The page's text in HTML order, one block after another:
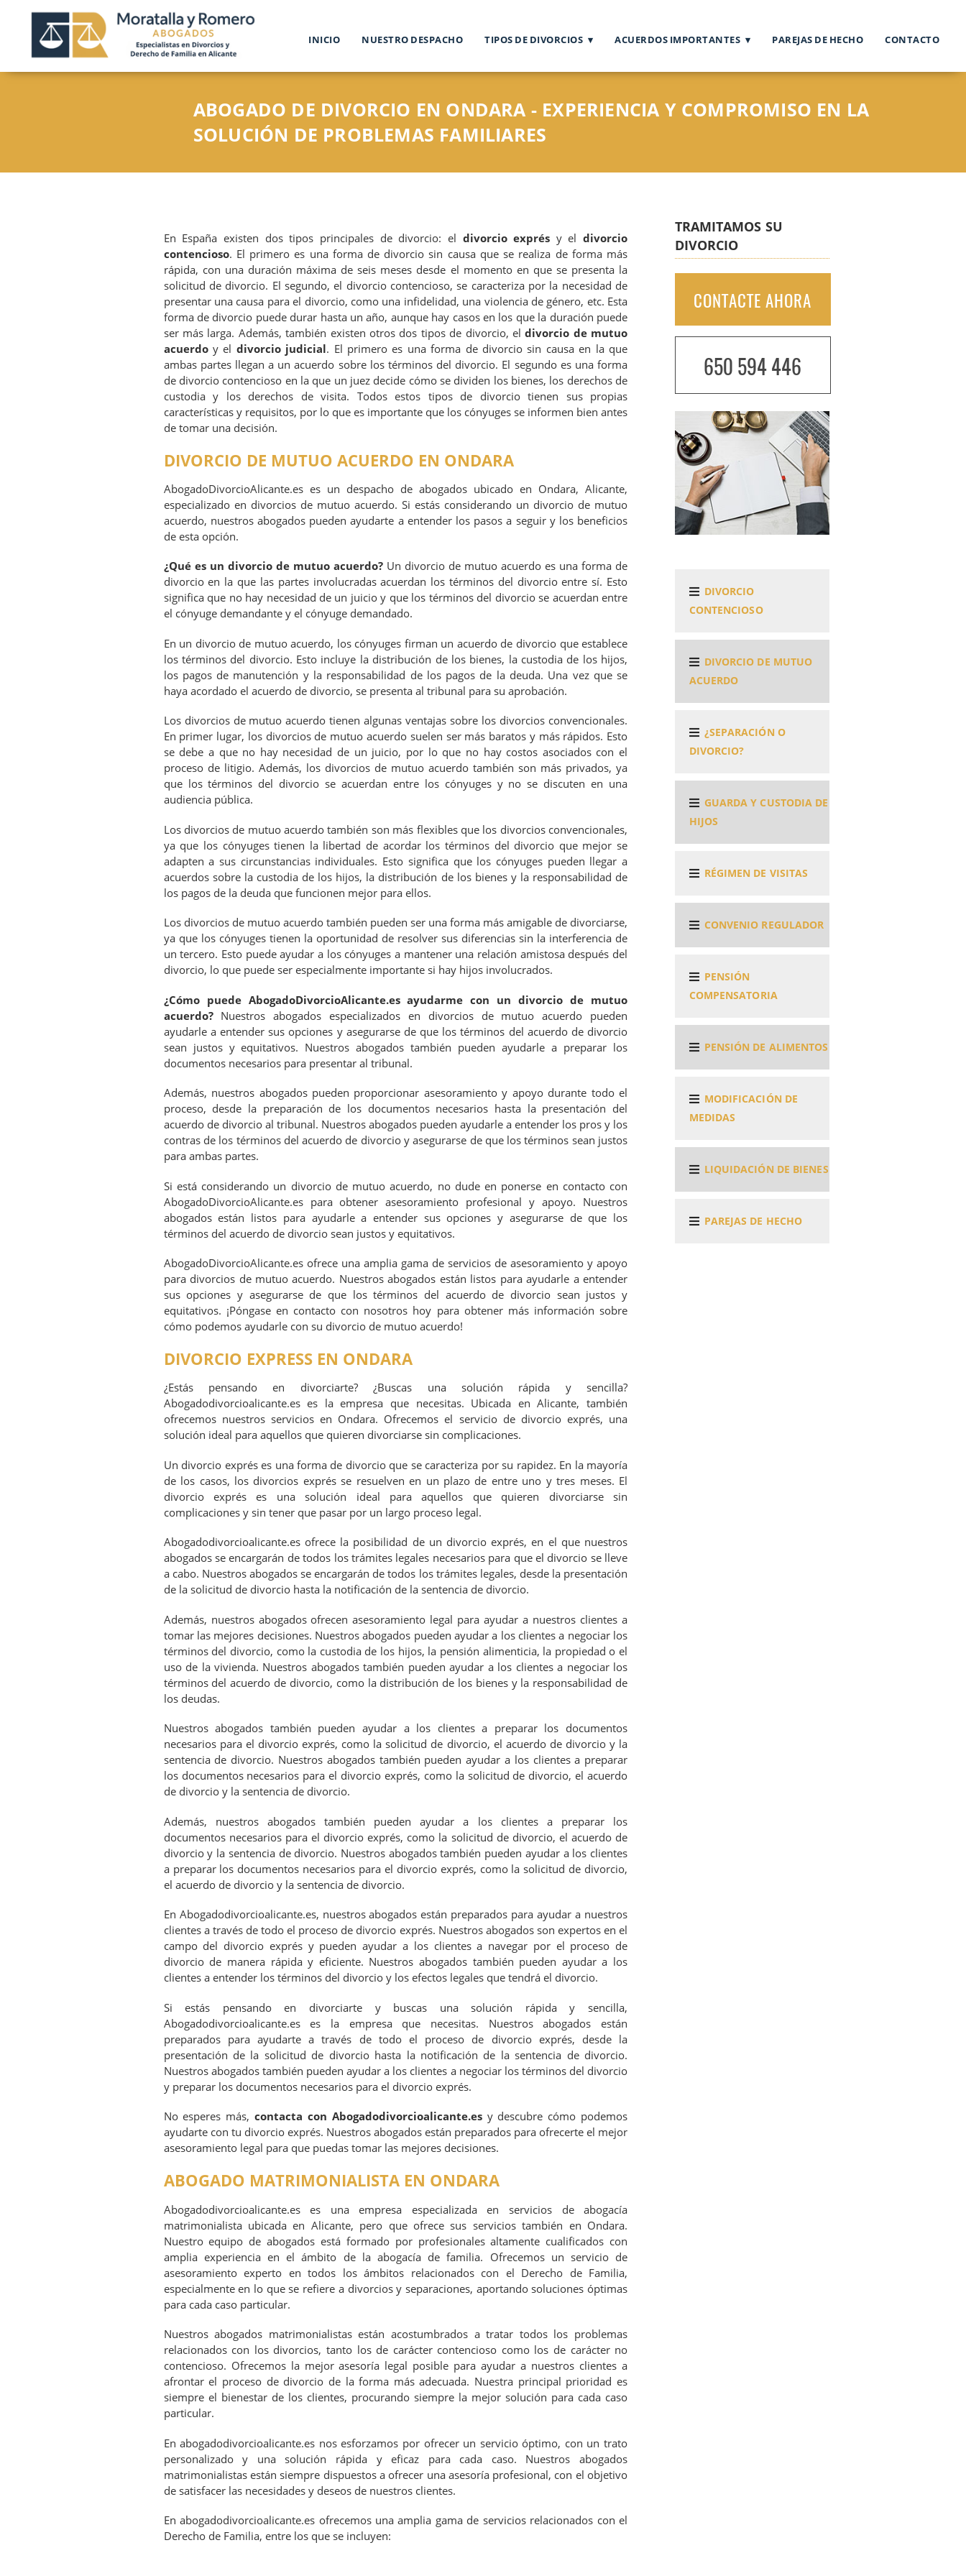
INICIO NUESTRO DESPACHO TIPOS DE DIVORCIOS ACUERDOS IMPORTANTES PAREJAS DE HECHO CONTACTO
ABOGADO DE DIVORCIO EN ONDARA - EXPERIENCIA Y COMPROMISO EN LA
SOLUCIÓN DE PROBLEMAS FAMILIARES
En España existen dos tipos principales de divorcio: el divorcio exprés y eldivorcio
contencioso. El primero es una forma de divorcio sin causa que se realiza de forma más
rápida, con una duración máxima de seis meses desde el momento en que se presenta la
solicitud de divorcio. El segundo, el divorcio contencioso, se caracteriza por la necesidad de
presentar una causa para el divorcio, como una infidelidad, una violencia de género, etc. Esta
forma de divorcio puede durar hasta un año, aunque hay casos en los que la duración puede
ser más larga. Además, también existen otros dos tipos de divorcio, eldivorcio de mutuo
acuerdoy el divorcio judicial. El primero es una forma de divorcio sin causa en la que
ambas partes llegan a un acuerdo sobre los términos del divorcio. El segundo es una forma
de divorcio contencioso en la que un juez decide cómo se dividen los bienes, los derechos de
custodia y los derechos de visita. Todos estos tipos de divorcio tienen sus propias
características y requisitos, por lo que es importante que los cónyuges se informen bien antes
de tomar una decisión.
DIVORCIO DE MUTUO ACUERDO EN ONDARA
AbogadoDivorcioAlicante.es es un despacho de abogados ubicado en Ondara, Alicante,
especializado en divorcios de mutuo acuerdo. Si estás considerando un divorcio de mutuo
acuerdo, nuestros abogados pueden ayudarte a entender los pasos a seguir y los beneficios
de esta opción.
¿Qué es un divorcio de mutuo acuerdo?Un divorcio de mutuo acuerdo es una forma de
divorcio en la que las partes involucradas acuerdan los términos del divorcio entre sí. Esto
significa que no hay necesidad de un juicio y que los términos del divorcio se acuerdan entre
el cónyuge demandante y el cónyuge demandado.
En un divorcio de mutuo acuerdo, los cónyuges firman un acuerdo de divorcio que establece
los términos del divorcio. Esto incluye la distribución de los bienes, la custodia de los hijos,
los pagos de manutención y la responsabilidad de los pagos de la deuda. Una vez que se
haya acordado el acuerdo de divorcio, se presenta al tribunal para su aprobación.
Los divorcios de mutuo acuerdo tienen algunas ventajas sobre los divorcios convencionales.
En primer lugar, los divorcios de mutuo acuerdo suelen ser más baratos y más rápidos. Esto
se debe a que no hay necesidad de un juicio, por lo que no hay costos asociados con el
proceso de litigio. Además, los divorcios de mutuo acuerdo también son más privados, ya
que los términos del divorcio se acuerdan entre los cónyuges y no se discuten en una
audiencia pública.
Los divorcios de mutuo acuerdo también son más flexibles que los divorcios convencionales,
ya que los cónyuges tienen la libertad de acordar los términos del divorcio que mejor se
adapten a sus circunstancias individuales. Esto significa que los cónyuges pueden llegar a
acuerdos sobre la custodia de los hijos, la distribución de los bienes y la responsabilidad de
los pagos de la deuda que funcionen mejor para ellos.
Los divorcios de mutuo acuerdo también pueden ser una forma más amigable de divorciarse,
ya que los cónyuges tienen la oportunidad de resolver sus diferencias sin la interferencia de
un tercero. Esto puede ayudar a los cónyuges a mantener una relación amistosa después del
divorcio, lo que puede ser especialmente importante si hay hijos involucrados.
¿Cómo puede AbogadoDivorcioAlicante.es ayudarme con un divorcio de mutuo
acuerdo?Nuestros abogados especializados en divorcios de mutuo acuerdo pueden
ayudarle a entender sus opciones y asegurarse de que los términos del acuerdo de divorcio
sean justos y equitativos. Nuestros abogados también pueden ayudarle a preparar los
documentos necesarios para presentar al tribunal.
Además, nuestros abogados pueden proporcionar asesoramiento y apoyo durante todo el
proceso, desde la preparación de los documentos necesarios hasta la presentación del
acuerdo de divorcio al tribunal. Nuestros abogados pueden ayudarle a entender los pros y los
contras de los términos del acuerdo de divorcio y asegurarse de que los términos sean justos
para ambas partes.
Si está considerando un divorcio de mutuo acuerdo, no dude en ponerse en contacto con
AbogadoDivorcioAlicante.es para obtener asesoramiento profesional y apoyo. Nuestros
abogados están listos para ayudarle a entender sus opciones y asegurarse de que los
términos del acuerdo de divorcio sean justos y equitativos.
AbogadoDivorcioAlicante.es ofrece una amplia gama de servicios de asesoramiento y apoyo
para divorcios de mutuo acuerdo. Nuestros abogados están listos para ayudarle a entender
sus opciones y asegurarse de que los términos del acuerdo de divorcio sean justos y
equitativos. ¡Póngase en contacto con nosotros hoy para obtener más información sobre
cómo podemos ayudarle con su divorcio de mutuo acuerdo!
DIVORCIO EXPRESS EN ONDARA
¿Estás pensando en divorciarte? ¿Buscas una solución rápida y sencilla?
Abogadodivorcioalicante.es es la empresa que necesitas. Ubicada en Alicante, también
ofrecemos nuestros servicios en Ondara. Ofrecemos el servicio de divorcio exprés, una
solución ideal para aquellos que quieren divorciarse sin complicaciones.
Un divorcio exprés es una forma de divorcio que se caracteriza por su rapidez. En la mayoría
de los casos, los divorcios exprés se resuelven en un plazo de entre uno y tres meses. El
divorcio exprés es una solución ideal para aquellos que quieren divorciarse sin
complicaciones y sin tener que pasar por un largo proceso legal.
Abogadodivorcioalicante.es ofrece la posibilidad de un divorcio exprés, en el que nuestros
abogados se encargarán de todos los trámites legales necesarios para que el divorcio se lleve
a cabo. Nuestros abogados se encargarán de todos los trámites legales, desde la presentación
de la solicitud de divorcio hasta la notificación de la sentencia de divorcio.
Además, nuestros abogados ofrecen asesoramiento legal para ayudar a nuestros clientes a
tomar las mejores decisiones. Nuestros abogados pueden ayudar a los clientes a negociar los
términos del divorcio, como la custodia de los hijos, la pensión alimenticia, la propiedad o el
uso de la vivienda. Nuestros abogados también pueden ayudar a los clientes a negociar los
términos del acuerdo de divorcio, como la distribución de los bienes y la responsabilidad de
los deudas.
Nuestros abogados también pueden ayudar a los clientes a preparar los documentos
necesarios para el divorcio exprés, como la solicitud de divorcio, el acuerdo de divorcio y la
sentencia de divorcio. Nuestros abogados también pueden ayudar a los clientes a preparar
los documentos necesarios para el divorcio exprés, como la solicitud de divorcio, el acuerdo
de divorcio y la sentencia de divorcio.
Además, nuestros abogados también pueden ayudar a los clientes a preparar los
documentos necesarios para el divorcio exprés, como la solicitud de divorcio, el acuerdo de
divorcio y la sentencia de divorcio. Nuestros abogados también pueden ayudar a los clientes
a preparar los documentos necesarios para el divorcio exprés, como la solicitud de divorcio,
el acuerdo de divorcio y la sentencia de divorcio.
En Abogadodivorcioalicante.es, nuestros abogados están preparados para ayudar a nuestros
clientes a través de todo el proceso de divorcio exprés. Nuestros abogados son expertos en el
campo del divorcio exprés y pueden ayudar a los clientes a navegar por el proceso de
divorcio de manera rápida y eficiente. Nuestros abogados también pueden ayudar a los
clientes a entender los términos del divorcio y los efectos legales que tendrá el divorcio.
Si estás pensando en divorciarte y buscas una solución rápida y sencilla,
Abogadodivorcioalicante.es es la empresa que necesitas. Nuestros abogados están
preparados para ayudarte a través de todo el proceso de divorcio exprés, desde la
presentación de la solicitud de divorcio hasta la notificación de la sentencia de divorcio.
Nuestros abogados también pueden ayudar a los clientes a negociar los términos del divorcio
y preparar los documentos necesarios para el divorcio exprés.
No esperes más,contacta con Abogadodivorcioalicante.esy descubre cómo podemos
ayudarte con tu divorcio exprés. Nuestros abogados están preparados para ofrecerte el mejor
asesoramiento legal para que puedas tomar las mejores decisiones.
ABOGADO MATRIMONIALISTA EN ONDARA
Abogadodivorcioalicante.es es una empresa especializada en servicios de abogacía
matrimonialista ubicada en Alicante, pero que ofrece sus servicios también en Ondara.
Nuestro equipo de abogados está formado por profesionales altamente cualificados con
amplia experiencia en el ámbito de la abogacía de familia. Ofrecemos un servicio de
asesoramiento experto en todos los ámbitos relacionados con el Derecho de Familia,
especialmente en lo que se refiere a divorcios y separaciones, aportando soluciones óptimas
para cada caso particular.
Nuestros abogados matrimonialistas están acostumbrados a tratar todos los problemas
relacionados con los divorcios, tanto los de carácter contencioso como los de carácter no
contencioso. Ofrecemos la mejor asesoría legal posible para ayudar a nuestros clientes a
afrontar el proceso de divorcio de la forma más adecuada. Nuestra principal prioridad es
siempre el bienestar de los clientes, procurando siempre la mejor solución para cada caso
particular.
En abogadodivorcioalicante.es nos esforzamos por ofrecer un servicio óptimo, con un trato
personalizado y una solución rápida y eficaz para cada caso. Nuestros abogados
matrimonialistas están siempre dispuestos a ofrecer una asesoría profesional, con el objetivo
de satisfacer las necesidades y deseos de nuestros clientes.
En abogadodivorcioalicante.es ofrecemos una amplia gama de servicios relacionados con el
Derecho de Familia, entre los que se incluyen:
TRAMITAMOS SU
DIVORCIO
CONTACTE AHORA
650 594 446
DIVORCIO
CONTENCIOSO
DIVORCIO DE MUTUO
ACUERDO
¿SEPARACIÓN O
DIVORCIO?
GUARDA Y CUSTODIA DE
HIJOS
RÉGIMEN DE VISITAS
CONVENIO REGULADOR
PENSIÓN
COMPENSATORIA
PENSIÓN DE ALIMENTOS
MODIFICACIÓN DE
MEDIDAS
LIQUIDACIÓN DE BIENES
PAREJAS DE HECHO